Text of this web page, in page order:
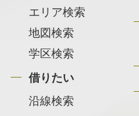
エリア検索
地図検索
学区検索
借りたい
沿線検索